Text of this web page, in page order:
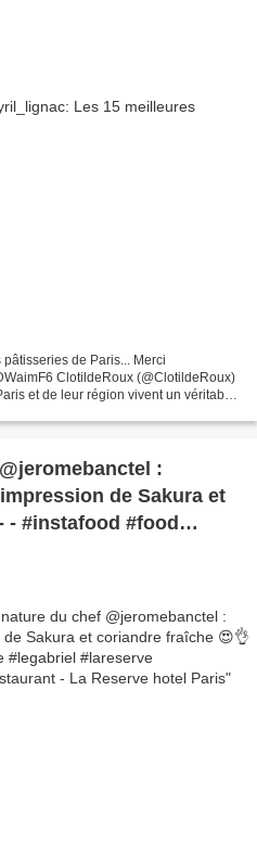
de Paris... Merci
ClotildeRoux (@ClotildeRoux)
et de leur région vivent un véritable
:
de Sakura et
- #instafood #food
#lareserve
Restaurant - La